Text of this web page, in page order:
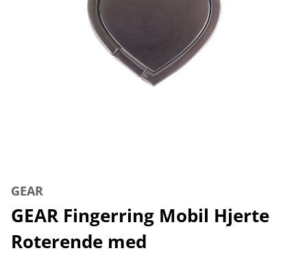
GEAR
GEAR Fingerring Mobil Hjerte
Roterende med